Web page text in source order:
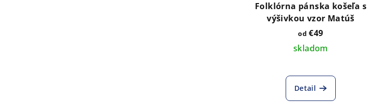
Folklórna pánska košeľa s
výšivkou vzor Matúš
od €49
skladom
Detail